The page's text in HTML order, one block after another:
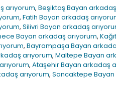
arıyorum, Beşiktaş Bayan
, Fatih Bayan arkadaş
, Silivri Bayan arkadaş
Bayan arkadaş arıyorum,
, Bayrampaşa Bayan
arıyorum, Maltepe Bayan
, Ataşehir Bayan arkadaş
arıyorum, Sancaktepe